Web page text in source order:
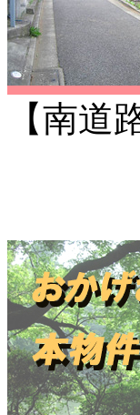
【南道